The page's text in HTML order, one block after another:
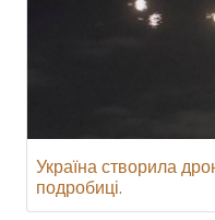
Україна створила
подробиці.